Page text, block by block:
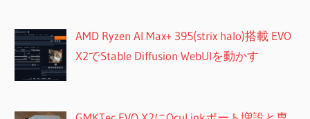
AMD Ryzen AI Max+ 395(strix halo)搭載 EVO
X2でStable Diffusion WebUIを動かす